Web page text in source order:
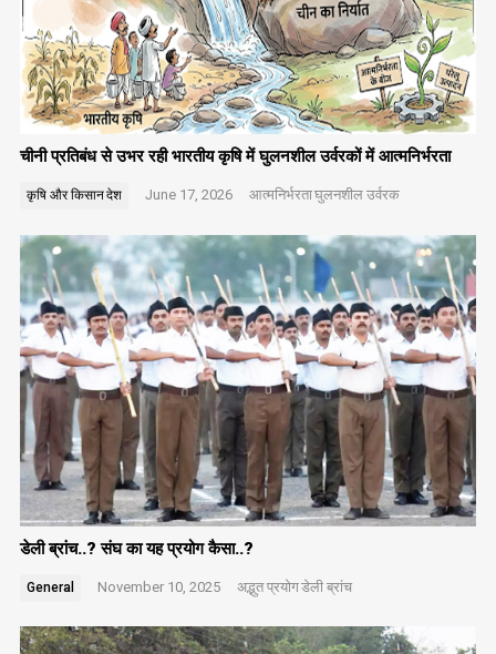
चीनी प्रतिबंध से उभर रही भारतीय कृषि में घुलनशील उर्वरकों में आत्मनिर्भरता
कृषि और किसानदेश June 17, 2026 आत्मनिर्भरताघुलनशील उर्वरक
डेली ब्रांच..? संघ का यह प्रयोग कैसा..?
General November 10, 2025 अद्भुत प्रयोगडेली ब्रांच